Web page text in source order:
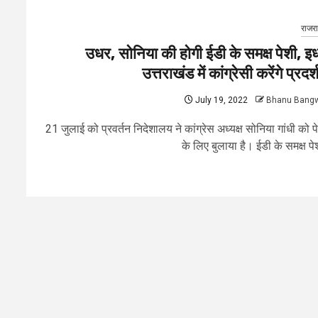
उधर, सोनिया की होगी ईडी के समक्ष पेशी,
उत्तराखंड में कांग्रेसी करेंगे
July 19, 2022 Bhanu
21 जुलाई को प्रवर्तन निदेशालय ने कांग्रेस अध्यक्ष सोनिया गांधी को
के लिए बुलाया है। ईडी के समक्ष